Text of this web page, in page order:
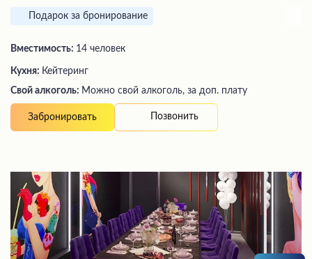
Подарок за бронирование
Вместимость: 14 человек
Кухня: Кейтеринг
Свой алкоголь: Можно свой алкоголь, за доп. плату
Забронировать Позвонить